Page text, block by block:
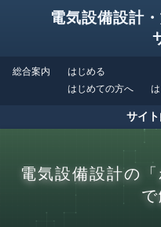
電気設備設計
総合案内
はじめる
はじめての方へ
サイ
電気設備設計の
で